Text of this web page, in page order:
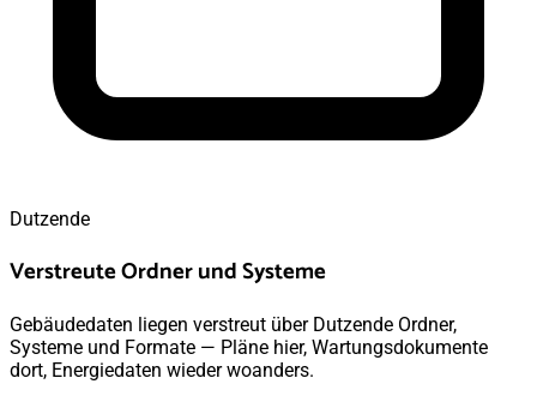
Dutzende
Verstreute Ordner und Systeme
Gebäudedaten liegen verstreut über Dutzende Ordner,
Systeme und Formate — Pläne hier, Wartungsdokumente
dort, Energiedaten wieder woanders.